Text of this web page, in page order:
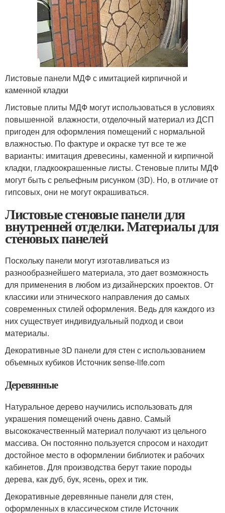
Листовые панели МДФ с имитацией кирпичной и
каменной кладки
Листовые плиты МДФ могут использоваться в условиях
повышенной влажности, отделочный материал из ДСП
пригоден для оформления помещений с нормальной
влажностью. По фактуре и окраске тут все те же
варианты: имитация древесины, каменной и кирпичной
кладки, гладкоокрашенные листы. Стеновые плиты МДФ
могут быть с рельефным рисунком (3D). Но, в отличие от
гипсовых, они не могут окрашиваться.
Листовые стеновые панели для
внутренней отделки. Материалы для
стеновых панелей
Поскольку панели могут изготавливаться из
разнообразнейшего материала, это дает возможность
для применения в любом из дизайнерских проектов. От
классики или этнического направления до самых
современных стилей оформления. Ведь для каждого из
них существует индивидуальный подход и свои
материалы.
Декоративные 3D панели для стен с использованием
объемных кубиков Источник sense-life.com
Деревянные
Натуральное дерево научились использовать для
украшения помещений очень давно. Самый
высококачественный материал получают из цельного
массива. Он постоянно пользуется спросом и находит
достойное место в оформлении библиотек и рабочих
кабинетов. Для производства берут такие породы
дерева, как дуб, бук, ясень, орех и тик.
Декоративные деревянные панели для стен,
оформленных в классическом стиле Источник